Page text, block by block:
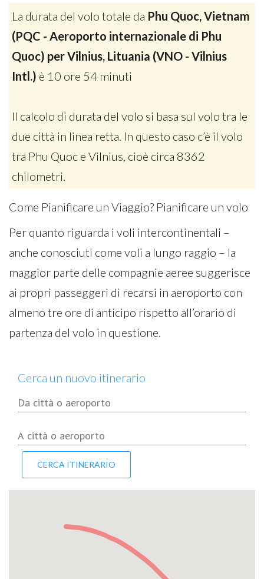
La durata del volo totale da Phu Quoc, Vietnam
(PQC - Aeroporto internazionale di Phu
Quoc) per Vilnius, Lituania (VNO - Vilnius
Intl.) è 10 ore 54 minuti
Il calcolo di durata del volo si basa sul volo tra le
due città in linea retta. In questo caso c’è il volo
tra Phu Quoc e Vilnius, cioè circa 8362
chilometri.
Come Pianificare un Viaggio? Pianificare un volo
Per quanto riguarda i voli intercontinentali –
anche conosciuti come voli a lungo raggio – la
maggior parte delle compagnie aeree suggerisce
ai propri passeggeri di recarsi in aeroporto con
almeno tre ore di anticipo rispetto all’orario di
partenza del volo in questione.
Cerca un nuovo itinerario